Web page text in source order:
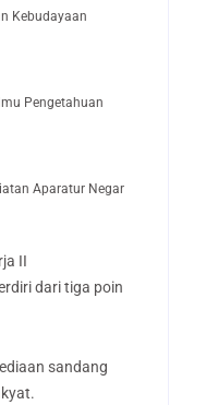
Kebudayaan
Pengetahuan
Aparatur Negara
II
dari tiga poin
sandang